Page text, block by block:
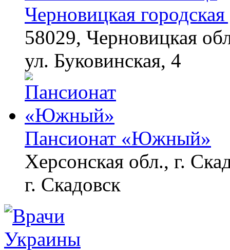
Черновицкая
58029, Черновицкая
ул. Буковинская, 4
Пансионат «Южный»
Херсонская обл., г.
г. Скадовск